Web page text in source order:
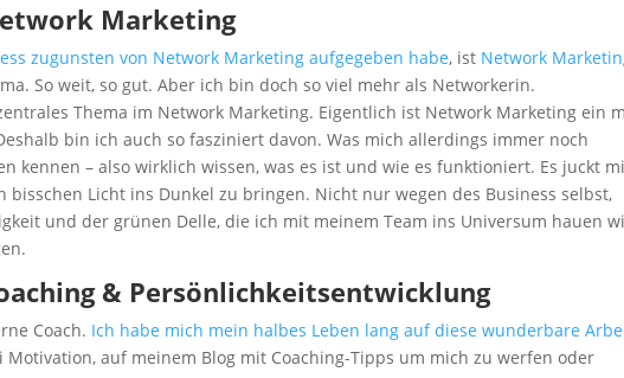
Marketing
zugunsten von Network Marketing aufgegeben habe, ist Network
So weit, so gut. Aber ich bin doch so viel mehr als Networkerin.
Thema im Network Marketing. Eigentlich ist Network Marketing ein
bin ich auch so fasziniert davon. Was mich allerdings immer noch
kennen – also wirklich wissen, was es ist und wie es funktioniert. Es juckt
bisschen Licht ins Dunkel zu bringen. Nicht nur wegen des Business selbst,
und der grünen Delle, die ich mit meinem Team ins Universum hauen
& Persönlichkeitsentwicklung
Coach. Ich habe mich mein halbes Leben lang auf diese wunderbare
Motivation, auf meinem Blog mit Coaching-Tipps um mich zu werfen oder